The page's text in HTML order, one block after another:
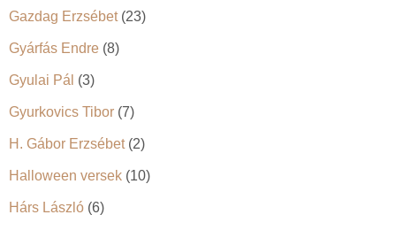
Gazdag Erzsébet(23)
Gyárfás Endre (8)
Gyulai Pál (3)
Gyurkovics Tibor (7)
H. Gábor Erzsébet(2)
Halloween versek (10)
Hárs László (6)